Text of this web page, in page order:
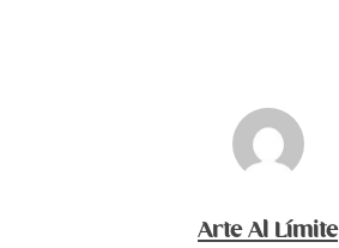
Arte Al Límite